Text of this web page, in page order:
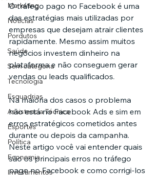
Marketing
Notícias
Pordutos
Saúde
Sem categoria
Tecnologia
Esquadrias
Assistencia Técnica
Esportes
Política
Economia
Investimentos
O tráfego pago no Facebook é uma
das estratégias mais utilizadas por
empresas que desejam atrair clientes
rapidamente. Mesmo assim muitos
negócios investem dinheiro na
plataforma e não conseguem gerar
vendas ou leads qualificados.
Na maioria dos casos o problema
não está no Facebook Ads e sim em
erros estratégicos cometidos antes
durante ou depois da campanha.
Neste artigo você vai entender quais
são os principais erros no tráfego
pago no Facebook e como corrigi-los